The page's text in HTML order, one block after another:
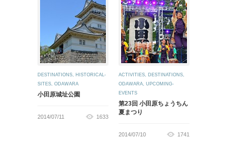
DESTINATIONS, HISTORICAL-
SITES, ODAWARA
小田原城址公園
2014/07/11 1633
ACTIVITIES, DESTINATIONS,
ODAWARA, UPCOMING-
EVENTS
第23回 小田原ちょうちん
夏まつり
2014/07/10 1741